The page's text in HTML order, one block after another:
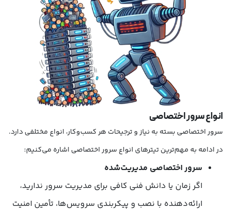
انواع سرور اختصاصی
سرور اختصاصی بسته به نیاز و ترجیحات هر کسب‌وکار، انواع مختلفی دارد.
در ادامه به مهم‌ترین تیترهای انواع سرور اختصاصی اشاره می‌کنیم:
سرور اختصاصی مدیریت‌شده
اگر زمان یا دانش فنی کافی برای مدیریت سرور ندارید،
ارائه‌دهنده با نصب و پیکربندی سرویس‌ها، تأمین امنیت